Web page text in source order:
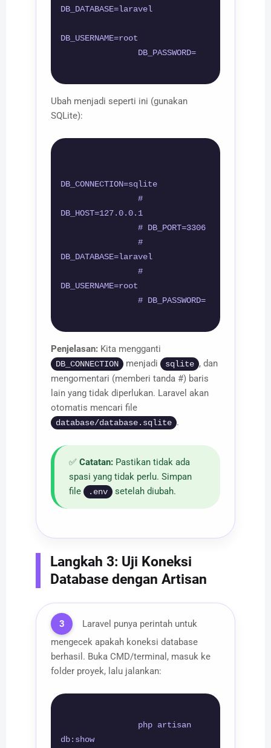
DB_DATABASE=laravel
DB_USERNAME=root
Ubah menjadi seperti ini (gunakan
SQLite):
DB_CONNECTION=sqlite
                #
DB_HOST=127.0.0.1
                # DB_PORT=3306
                #
DB_DATABASE=laravel
                #
DB_USERNAME=root
                # DB_PASSWORD=
Penjelasan: Kita mengganti
DB_CONNECTION menjadi sqlite , dan
mengomentari (memberi tanda #) baris
lain yang tidak diperlukan. Laravel akan
otomatis mencari file
database/database.sqlite .
✅Catatan: Pastikan tidak ada
spasi yang tidak perlu. Simpan
file
.env setelah diubah.
Langkah 3: Uji Koneksi
Database dengan Artisan
3
Laravel punya perintah untuk
mengecek apakah koneksi database
berhasil. Buka CMD/terminal, masuk ke
folder proyek, lalu jalankan:
db:show